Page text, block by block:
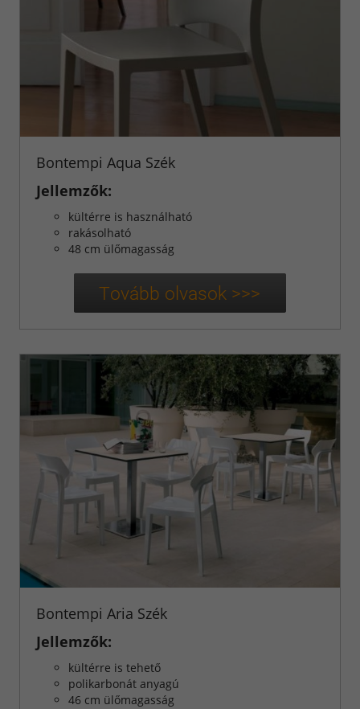
Bontempi Aqua Szék
Jellemzők:
kültérre is használható
rakásolható
48 cm ülőmagasság
Bontempi Aria Szék
Jellemzők:
kültérre is tehető
polikarbonát anyagú
46 cm ülőmagasság